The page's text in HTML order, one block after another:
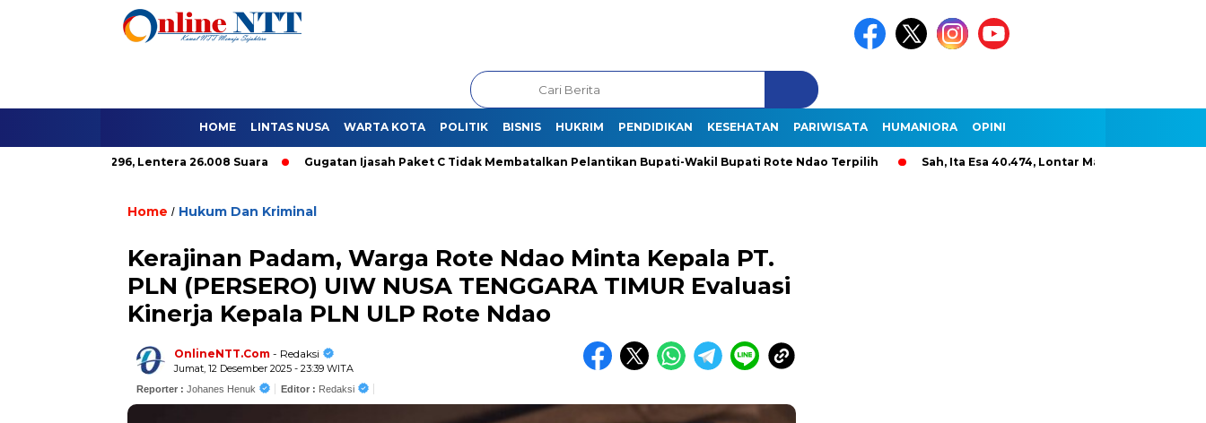
HOME LINTAS NUSA WARTA KOTA POLITIK BISNIS HUKRIM PENDIDIKAN KESEHATAN PARIWISATA HUMANIORA OPINI
Hanya 9.296, Lentera 26.008 Suara Gugatan Ijasah Paket C Tidak Membatalkan Pelantikan Bupati-Wakil Bupati Rote Ndao Terpilih Sah, Ita Esa 40.474, Lontar Malole Hanya 9.296,
Home / Hukum Dan Kriminal
Kerajinan Padam, Warga Rote Ndao Minta Kepala PT.
PLN (PERSERO) UIW NUSA TENGGARA TIMUR Evaluasi
Kinerja Kepala PLN ULP Rote Ndao
OnlineNTT.Com - Redaksi
Jumat, 12 Desember 2025 - 23:39 WITA
Reporter : Johanes Henuk Editor : Redaksi